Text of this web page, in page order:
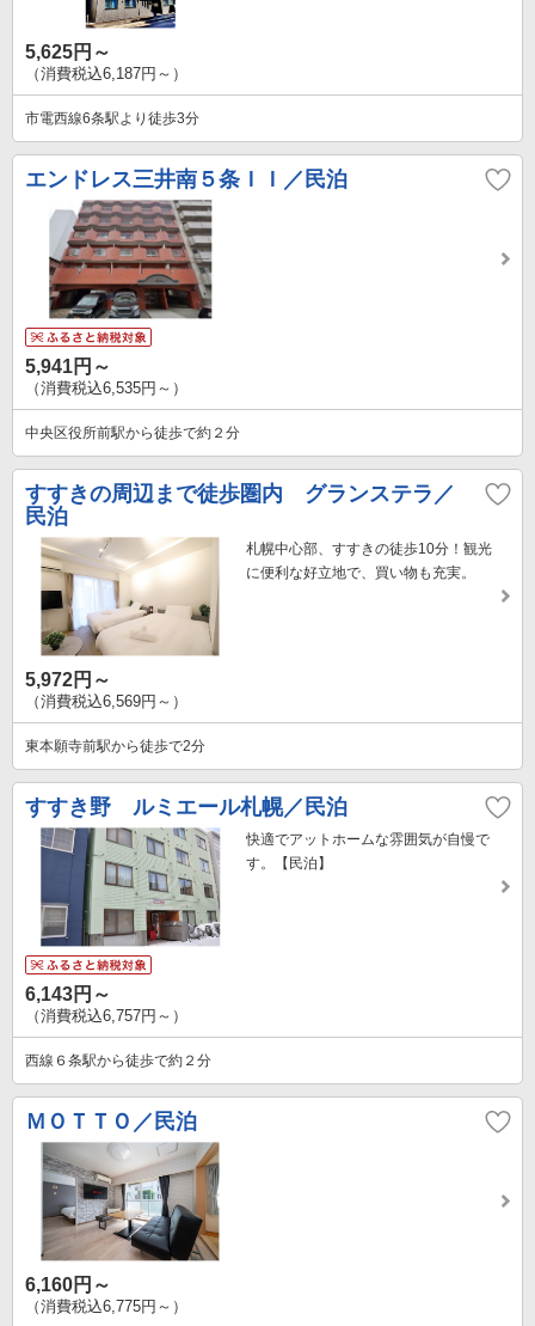
5,625円～
（消費税込6,187円～）
市電西線6条駅より徒歩3分
エンドレス三井南５条ＩＩ／民泊
5,941円～
（消費税込6,535円～）
中央区役所前駅から徒歩で約２分
すすきの周辺まで徒歩圏内 グランステラ／
民泊
札幌中心部、すすきの徒歩10分！観光
に便利な好立地で、買い物も充実。
5,972円～
（消費税込6,569円～）
東本願寺前駅から徒歩で2分
すすき野 ルミエール札幌／民泊
快適でアットホームな雰囲気が自慢で
す。【民泊】
6,143円～
（消費税込6,757円～）
西線６条駅から徒歩で約２分
ＭＯＴＴＯ／民泊
6,160円～
（消費税込6,775円～）